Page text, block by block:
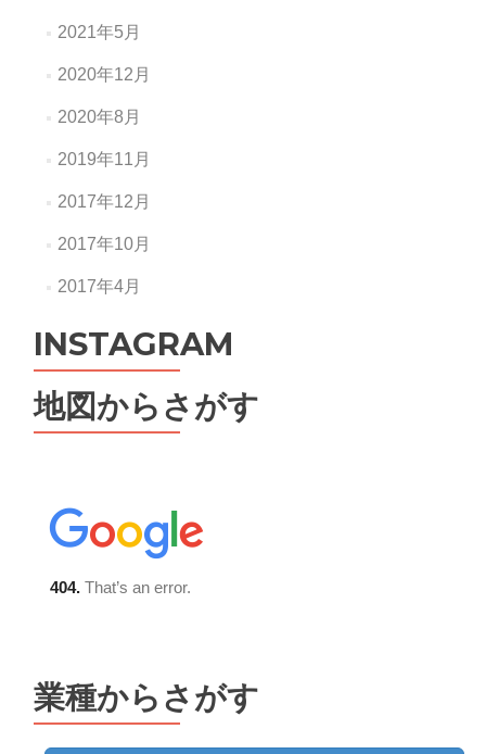
2021年5月
2020年12月
2020年8月
2019年11月
2017年12月
2017年10月
2017年4月
INSTAGRAM
地図からさがす
業種からさがす